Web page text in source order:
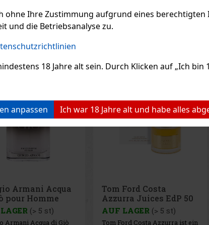
ohne Ihre Zustimmung aufgrund eines
und die Betriebsanalyse zu.
18 Jahre alt sein. Durch Klicken auf „Ich bin
anpassen Ich war 18 Jahre alt und habe alles
Rabatt: 14%
Armani Acqua
pour Homme
EdP 100 ml
(> 5 st)
Armani Acqua di Giò
Rabatt: 24%
Tom Ford Costa
Azzurra Juices EdP 50
ml
AUF LAGER(> 5 st)
Tom Ford Costa Azzurra ist ein